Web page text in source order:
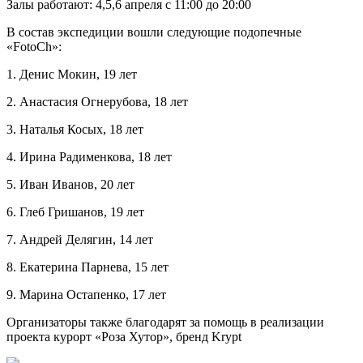
Залы работают: 4,5,6 апреля с 11:00 до 20:00
В состав экспедиции вошли следующие подопечные
«FotoCh»:
1. Денис Мокин, 19 лет
2. Анастасия Огнерубова, 18 лет
3. Наталья Косых, 18 лет
4. Ирина Радименкова, 18 лет
5. Иван Иванов, 20 лет
6. Глеб Гришанов, 19 лет
7. Андрей Делягин, 14 лет
8. Екатерина Парнева, 15 лет
9. Марина Остапенко, 17 лет
Организаторы также благодарят за помощь в реализации
проекта курорт «Роза Хутор», бренд Krypt